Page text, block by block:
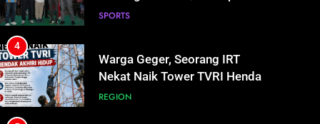
Akhiri Hidup
REGION
5
Insiden Konsumen di SPBU
Pangkalan Bun Ditangani Cepat,
Pertamina Pastikan Pelayanan
ECONOMY